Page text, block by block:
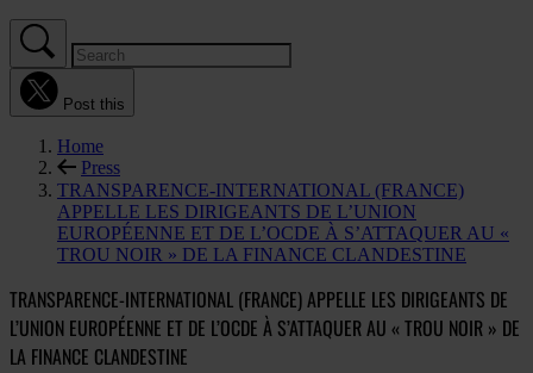
Post this
Home
Press
TRANSPARENCE-INTERNATIONAL (FRANCE)
APPELLE LES DIRIGEANTS DE L’UNION
EUROPÉENNE ET DE L’OCDE À S’ATTAQUER AU «
TROU NOIR » DE LA FINANCE CLANDESTINE
TRANSPARENCE-INTERNATIONAL (FRANCE) APPELLE LES DIRIGEANTS DE
L’UNION EUROPÉENNE ET DE L’OCDE À S’ATTAQUER AU « TROU NOIR » DE
LA FINANCE CLANDESTINE